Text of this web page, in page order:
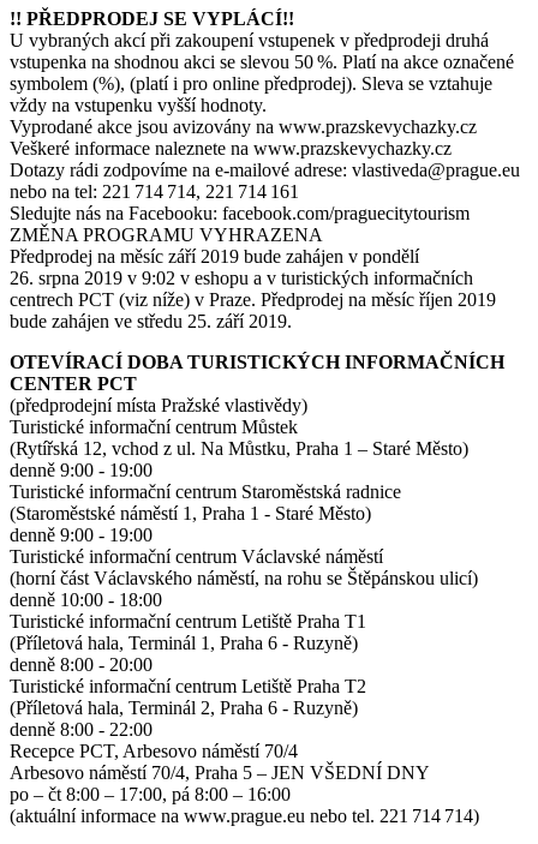
!! PŘEDPRODEJ SE VYPLÁCÍ!!
U vybraných akcí při zakoupení vstupenek v předprodeji druhá
vstupenka na shodnou akci se slevou 50 %. Platí na akce označené
symbolem (%), (platí i pro online předprodej). Sleva se vztahuje
vždy na vstupenku vyšší hodnoty.
Vyprodané akce jsou avizovány na www.prazskevychazky.cz
Veškeré informace naleznete na www.prazskevychazky.cz
Dotazy rádi zodpovíme na e-mailové adrese: vlastiveda@prague.eu
nebo na tel: 221 714 714, 221 714 161
Sledujte nás na Facebooku: facebook.com/praguecitytourism
ZMĚNA PROGRAMU VYHRAZENA
Předprodej na měsíc září 2019 bude zahájen v pondělí
26. srpna 2019 v 9:02 v eshopu a v turistických informačních
centrech PCT (viz níže) v Praze. Předprodej na měsíc říjen 2019
bude zahájen ve středu 25. září 2019.
OTEVÍRACÍ DOBA TURISTICKÝCH INFORMAČNÍCH
CENTER PCT
(předprodejní místa Pražské vlastivědy)
Turistické informační centrum Můstek
(Rytířská 12, vchod z ul. Na Můstku, Praha 1 – Staré Město)
denně 9:00 - 19:00
Turistické informační centrum Staroměstská radnice
(Staroměstské náměstí 1, Praha 1 - Staré Město)
denně 9:00 - 19:00
Turistické informační centrum Václavské náměstí
(horní část Václavského náměstí, na rohu se Štěpánskou ulicí)
denně 10:00 - 18:00
Turistické informační centrum Letiště Praha T1
(Příletová hala, Terminál 1, Praha 6 - Ruzyně)
denně 8:00 - 20:00
Turistické informační centrum Letiště Praha T2
(Příletová hala, Terminál 2, Praha 6 - Ruzyně)
denně 8:00 - 22:00
Recepce PCT, Arbesovo náměstí 70/4
Arbesovo náměstí 70/4, Praha 5 – JEN VŠEDNÍ DNY
po – čt 8:00 – 17:00, pá 8:00 – 16:00
(aktuální informace na www.prague.eu nebo tel. 221 714 714)